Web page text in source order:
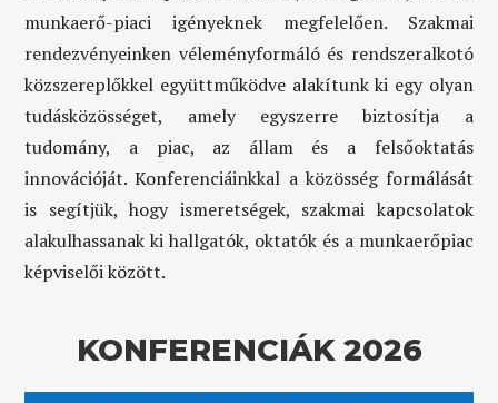
munkaerő-piaci igényeknek megfelelően. Szakmai
rendezvényeinken véleményformáló és rendszeralkotó
közszereplőkkel együttműködve alakítunk ki egy olyan
tudásközösséget, amely egyszerre biztosítja a
tudomány, a piac, az állam és a felsőoktatás
innovációját. Konferenciáinkkal a közösség formálását
is segítjük, hogy ismeretségek, szakmai kapcsolatok
alakulhassanak ki hallgatók, oktatók és a munkaerőpiac
képviselői között.
KONFERENCIÁK 2026